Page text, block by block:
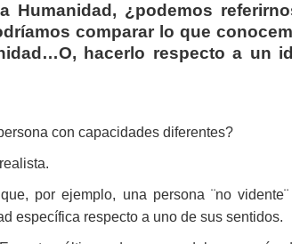
Humanidad, ¿podemos
comparar lo que
hacerlo respecto a un
con capacidades diferentes?
por ejemplo, una persona ¨no vidente¨
específica respecto a uno de sus sentidos.